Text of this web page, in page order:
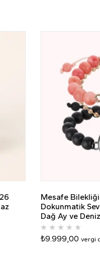
Mesafe Bilekliği
Dokunmatik
Dağ Ay ve Deniz
₺9.999,00 vergi